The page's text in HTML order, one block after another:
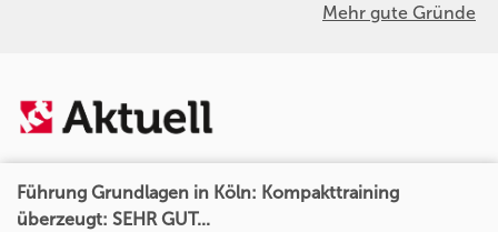
Mehr gute Gründe
Führung Grundlagen in Köln: Kompakttraining
überzeugt: SEHR GUT...